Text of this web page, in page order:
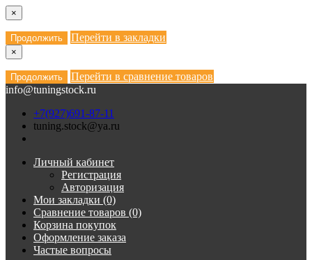
×
Продолжить Перейти в закладки
×
Продолжить
Перейти в сравнение товаров
info@tuningstock.ru
+7(927)691-87-11
tuning.stock@ya.ru
Личный кабинет
Регистрация
Авторизация
Мои закладки (0)
Сравнение товаров (0)
Корзина покупок
Оформление заказа
Частые вопросы